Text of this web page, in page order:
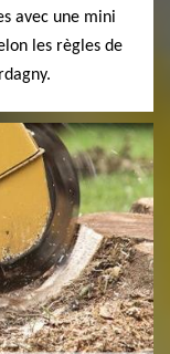
avec une mini
les règles de